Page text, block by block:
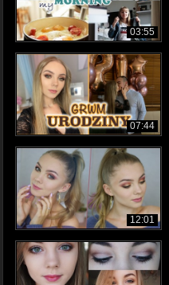
03:55
07:44
12:01